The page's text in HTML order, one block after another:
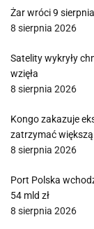
Żar wróci 9
8 sierpnia 2026
Satelity wykryły
wzięła
8 sierpnia 2026
Kongo zakazuje
zatrzymać
8 sierpnia 2026
Port Polska
54 mld zł
8 sierpnia 2026